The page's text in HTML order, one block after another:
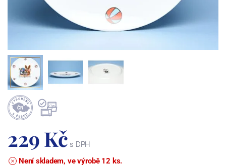
229 Kč s DPH
Není skladem, ve výrobě 12 ks.